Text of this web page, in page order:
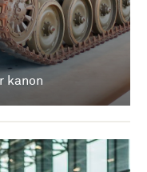
kanon